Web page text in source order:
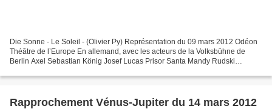
Die Sonne - Le Soleil - (Olivier Py) Représentation du 09 mars 2012 Odéon
Théâtre de l’Europe En allemand, avec les acteurs de la Volksbühne de
Berlin Axel Sebastian König Josef Lucas Prisor Santa Mandy Rudski
Rapprochement Vénus-Jupiter du 14 mars 2012